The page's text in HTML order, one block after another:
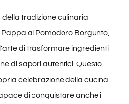
della tradizione culinaria
al Pomodoro Borgunto,
di trasformare ingredienti
di sapori autentici. Questo
celebrazione della cucina
di conquistare anche i